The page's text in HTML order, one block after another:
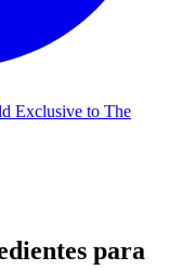
Exclusive to The
para